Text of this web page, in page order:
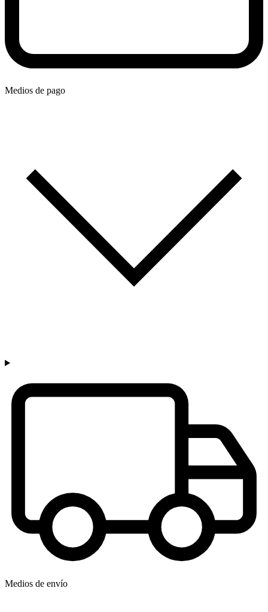
Medios de pago
Medios de envío